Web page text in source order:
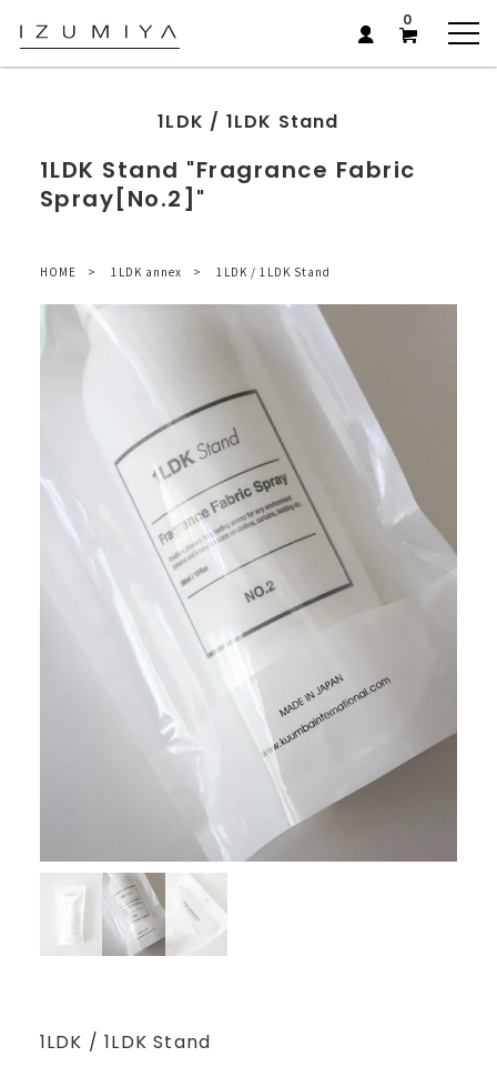
0
1LDK / 1LDK Stand
1LDK Stand "Fragrance Fabric
Spray[No.2]"
HOME 1LDK annex 1LDK / 1LDK Stand
1LDK / 1LDK Stand